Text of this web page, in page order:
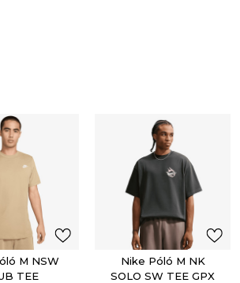
M NSW
TEE
Nike Póló M NK
SOLO SW TEE GPX